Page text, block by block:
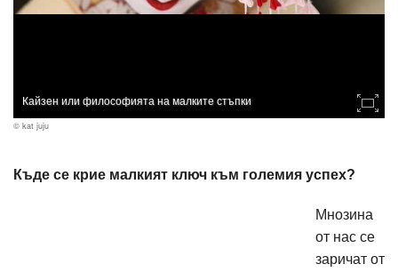
Кайзен или философията на малките стъпки
© kat juju
Къде се крие малкият ключ към големия успех?
Мнозина
от нас се
заричат от